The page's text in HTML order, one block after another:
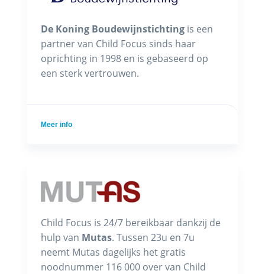
De Koning Boudewijnstichting is een
partner van Child Focus sinds haar
oprichting in 1998 en is gebaseerd op
een sterk vertrouwen.
Meer info
Child Focus is 24/7 bereikbaar dankzij de
hulp van Mutas. Tussen 23u en 7u
neemt Mutas dagelijks het gratis
noodnummer 116 000 over van Child